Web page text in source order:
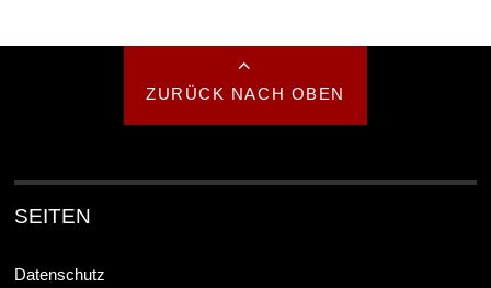
ZURÜCK NACH OBEN
SEITEN
Datenschutz